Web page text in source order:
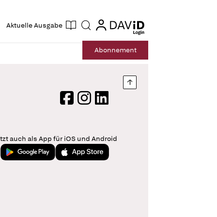
Aktuelle Ausgabe Suche login
login
Abonnement
Nach oben springen
FacebookInstagram
LinkedIn
auch als App für iOS und Android
Jetzt bei Google PlayLaden im App Store